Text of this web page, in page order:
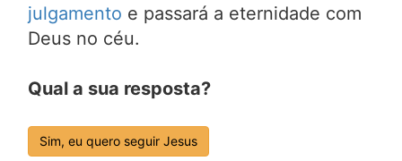
julgamento e passará a eternidade com
Deus no céu.
Qual a sua resposta?
Sim, eu quero seguir Jesus